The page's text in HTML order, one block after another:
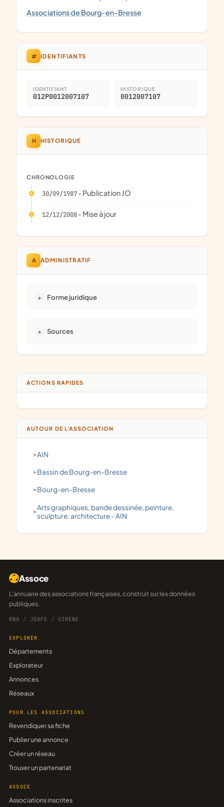
Associations de Bourg-en-Bresse
# IDENTIFIANTS
IDENTIFIANT
012P0012007107
HISTORIQUE
0012007107
H HISTORIQUE
CHRONOLOGIE
30/09/1987- Publication JO
12/12/2008- Mise à jour
A ADMINISTRATIF
Forme juridique
Sources
ACTIONS RAPIDES
AUTOUR DE L'ASSOCIATION
AIN
Bassin de Bourg-en-Bresse
Bourg-en-Bresse
arts graphiques, bande dessinée, peinture,
sculpture, architecture - AIN
Assoce
L'annuaire des associations françaises, construit sur les données
publiques.
RNA / JOAFE / SIRENE
EXPLORER
Départements
Explorateur
Annonces
Réseaux
POUR LES ASSOCIATIONS
Revendiquer sa fiche
Publier une annonce
Créer un réseau
Trouver un partenariat
ASSOCE
Associations inscrites